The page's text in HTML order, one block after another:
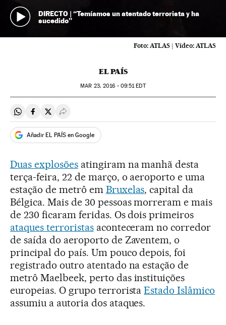
DIRECTO | “Temíamos un atentado terrorista y ha
sucedido”
Foto: ATLAS | Vídeo: ATLAS
EL PAÍS
MAR 23, 2016 - 09:51EDT
Compartir en Whatsapp
Compartir en Facebook
Compartir en Twitter
Desplegar Redes Sociales
Añadir EL PAÍS en Google
Duas explosõesatingiram na manhã desta
terça-feira, 22 de março, o aeroporto e uma
estação de metrô em Bruxelas, capital da
Bélgica. Mais de 30 pessoas morreram e mais
de 230 ficaram feridas. Os dois primeiros
ataques terroristasaconteceram no corredor
de saída do aeroporto de Zaventem, o
principal do país. Um pouco depois, foi
registrado outro atentado na estação de
metrô Maelbeek, perto das instituições
europeias. O grupo terroristaEstado Islâmico
assumiu a autoria dos ataques.